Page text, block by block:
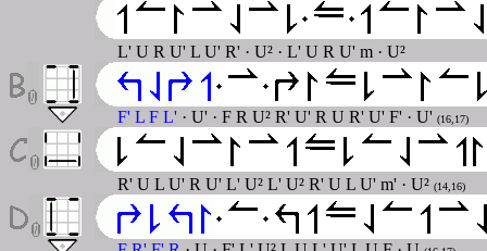
L' U R U' L U' R' · U² · L' U R U' m · U²
F' L F L' · U' · F R U² R' U' R U R' U' F' · U' (16,17)
R' U L U' R U' L' U² L' U² R' U L U' m' · U² (14,16)